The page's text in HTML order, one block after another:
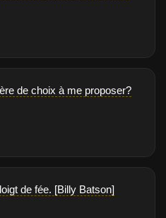
de choix à me proposer?
de fée. [Billy Batson]